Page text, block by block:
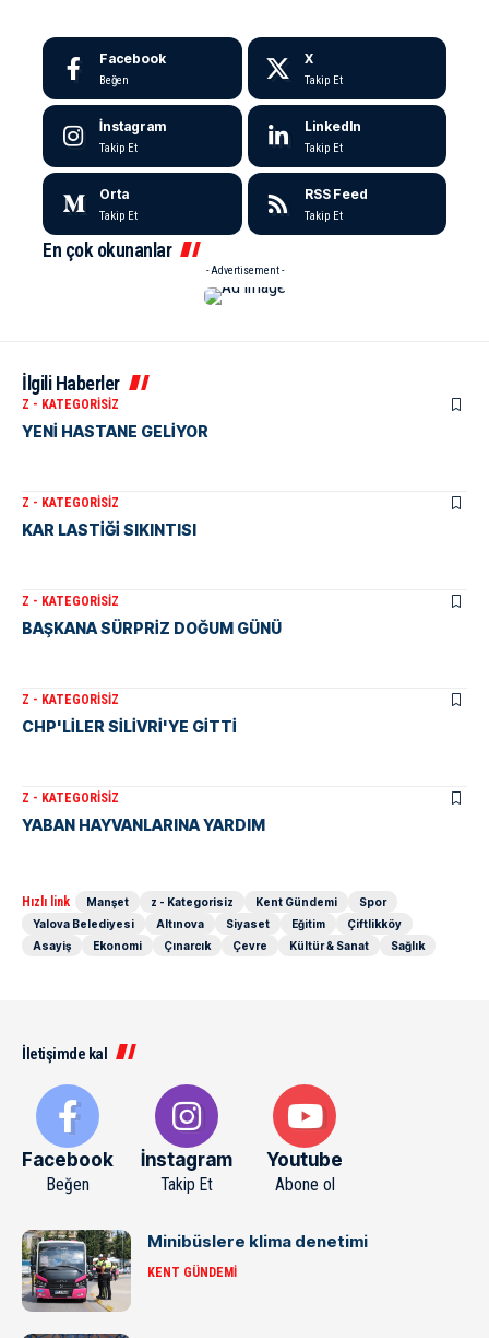
Facebook
Beğen
X
Takip Et
İnstagram
Takip Et
LinkedIn
Takip Et
Orta
Takip Et
RSS Feed
Takip Et
En çok okunanlar
- Advertisement -
İlgili Haberler
Z - KATEGORISIZ
YENİ HASTANE GELİYOR
Z - KATEGORISIZ
KAR LASTİĞİ SIKINTISI
Z - KATEGORISIZ
BAŞKANA SÜRPRİZ DOĞUM GÜNÜ
Z - KATEGORISIZ
CHP'LİLER SİLİVRİ'YE GİTTİ
Z - KATEGORISIZ
YABAN HAYVANLARINA YARDIM
Hızlı link Manşet z - Kategorisiz Kent Gündemi
Spor
Yalova Belediyesi
Altınova Siyaset Eğitim
Çiftlikköy
Asayiş
Ekonomi Çınarcık Çevre Kültür & Sanat Sağlık
İletişimde kal
Facebook
Beğen
İnstagram
Takip Et
Youtube
Abone ol
Minibüslere klima denetimi
KENT GÜNDEMI